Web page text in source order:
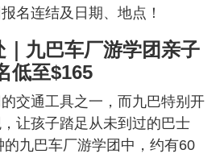
名连结及日期、地点！
九巴车厂游学团亲子
低至$165
交通工具之一，而九巴特别开
让孩子踏足从未到过的巴士
九巴车厂游学团中，约有60